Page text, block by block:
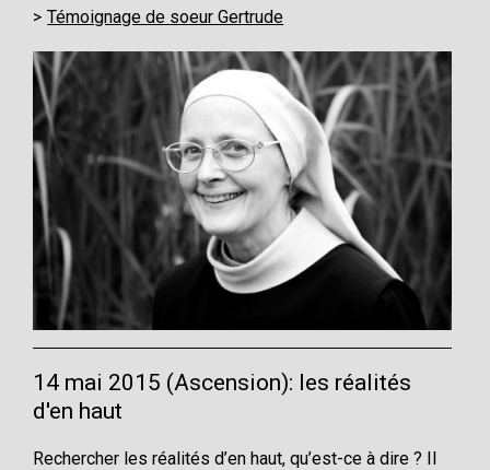
Témoignage de soeur Gertrude
14 mai 2015 (Ascension): les réalités
d'en haut
Rechercher les réalités d’en haut, qu’est-ce à dire ? Il